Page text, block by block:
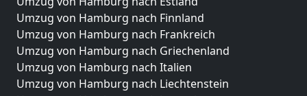
Umzug von Hamburg nach Finnland
Umzug von Hamburg nach Frankreich
Umzug von Hamburg nach Griechenland
Umzug von Hamburg nach Italien
Umzug von Hamburg nach Liechtenstein